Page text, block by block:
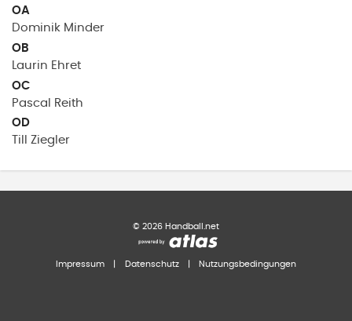
OA
Dominik Minder
OB
Laurin Ehret
OC
Pascal
Reith
OD
Till
Ziegler
© 2026 Handball.net
Impressum Datenschutz Nutzungsbedingungen